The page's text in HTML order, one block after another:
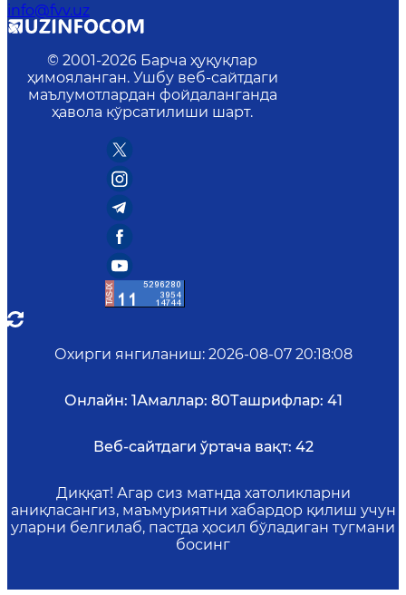
info@fvv.uz
© 2001-2026 Барча ҳуқуқлар
ҳимояланган. Ушбу веб-сайтдаги
маълумотлардан фойдаланганда
ҳавола кўрсатилиши шарт.
Охирги янгиланиш: 2026-08-07 20:18:08
Онлайн: 1Амаллар: 80Ташрифлар: 41
Веб-сайтдаги ўртача вақт: 42
Диққат! Агар сиз матнда хатоликларни
аниқласангиз, маъмуриятни хабардор қилиш учун
уларни белгилаб, пастда ҳосил бўладиган тугмани
босинг